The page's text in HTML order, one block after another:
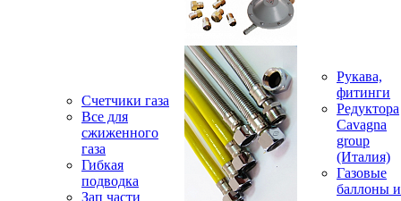
Счетчики газа
Все для
сжиженного
газа
Гибкая
подводка
Зап части
Рукава,
фитинги
Редуктора
Cavagna
group
(Италия)
Газовые
баллоны и